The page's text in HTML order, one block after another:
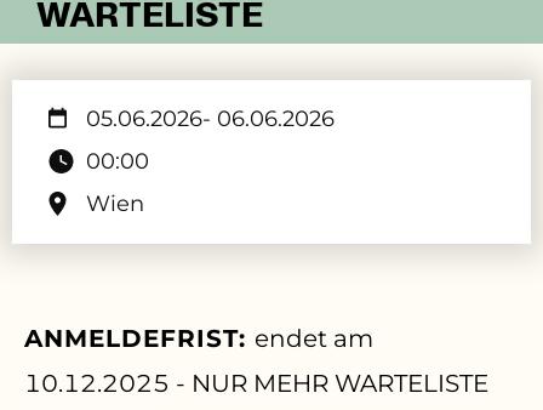
WARTELISTE
05.06.2026- 06.06.2026
00:00
Wien
ANMELDEFRIST: endet am
10.12.2025 - NUR MEHR WARTELISTE